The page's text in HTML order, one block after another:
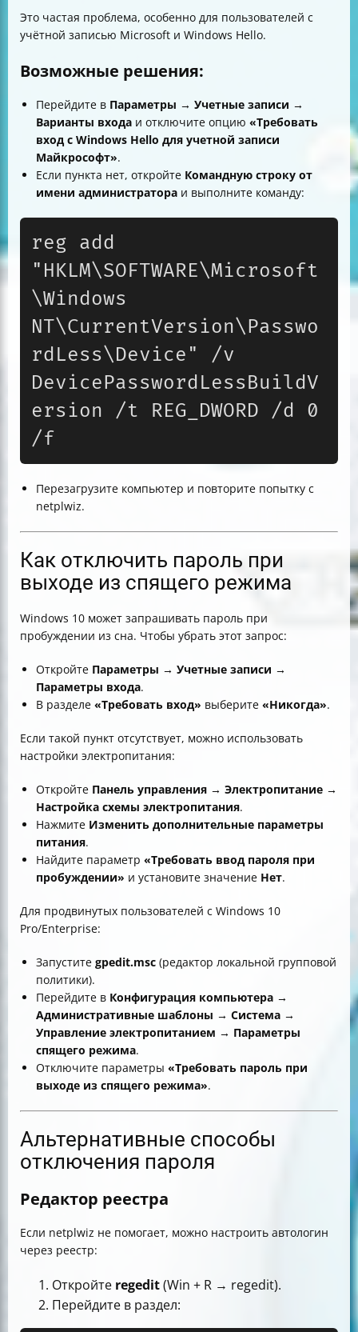
Это частая проблема, особенно для пользователей с
учётной записью Microsoft и Windows Hello.
Возможные решения:
Перейдите в Параметры → Учетные записи →
Варианты входа и отключите опцию «Требовать
вход с Windows Hello для учетной записи
Майкрософт».
Если пункта нет, откройте Командную строку от
имени администратора и выполните команду:
reg add
"HKLM\SOFTWARE\Microsoft
\Windows
NT\CurrentVersion\Passwo
rdLess\Device" /v
DevicePasswordLessBuildV
ersion /t REG_DWORD /d 0
/f
Перезагрузите компьютер и повторите попытку с
netplwiz.
Как отключить пароль при
выходе из спящего режима
Windows 10 может запрашивать пароль при
пробуждении из сна. Чтобы убрать этот запрос:
Откройте Параметры → Учетные записи →
Параметры входа.
В разделе «Требовать вход» выберите «Никогда».
Если такой пункт отсутствует, можно использовать
настройки электропитания:
Откройте Панель управления → Электропитание →
Настройка схемы электропитания.
Нажмите Изменить дополнительные параметры
питания.
Найдите параметр «Требовать ввод пароля при
пробуждении» и установите значение Нет.
Для продвинутых пользователей с Windows 10
Pro/Enterprise:
Запустите gpedit.msc (редактор локальной групповой
политики).
Перейдите в Конфигурация компьютера →
Административные шаблоны → Система →
Управление электропитанием → Параметры
спящего режима.
Отключите параметры «Требовать пароль при
выходе из спящего режима».
Альтернативные способы
отключения пароля
Редактор реестра
Если netplwiz не помогает, можно настроить автологин
через реестр:
Откройте regedit(Win + R → regedit).
Перейдите в раздел: